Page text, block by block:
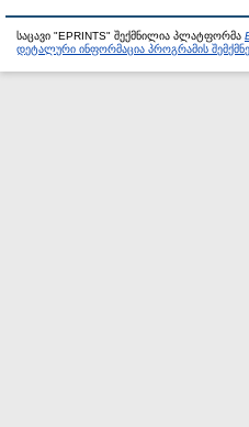
საცავი "EPRINTS" შექმნილია პლატფორმა
დეტალური ინფორმაცია პროგრამის